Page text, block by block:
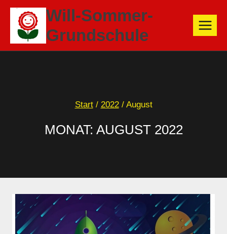
Zum
Inhalt
springen
Will-Sommer-
Grundschule
Start / 2022 / August
MONAT: AUGUST 2022